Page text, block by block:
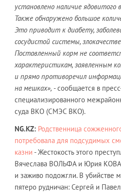
установлено наличие
Также обнаружено большое
Это приводит к диабету,
сосудистой системы,
Поставленный корм не
характеристикам, заявленным
и прямо противоречил
на мешках», - сообщается в
специализированного
суда ВКО (СМЭС ВКО).
NG.KZ: Родственница
потребовала для подсудимых
казни - Жестокость этого
Вячеслава ВОЛЬФА и Юрия
и заживо подожгли. В убийстве
пятеро рудничан: Сергей и